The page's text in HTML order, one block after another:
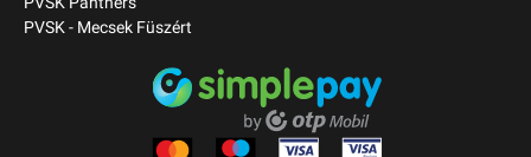
PVSK - Mecsek Füszért